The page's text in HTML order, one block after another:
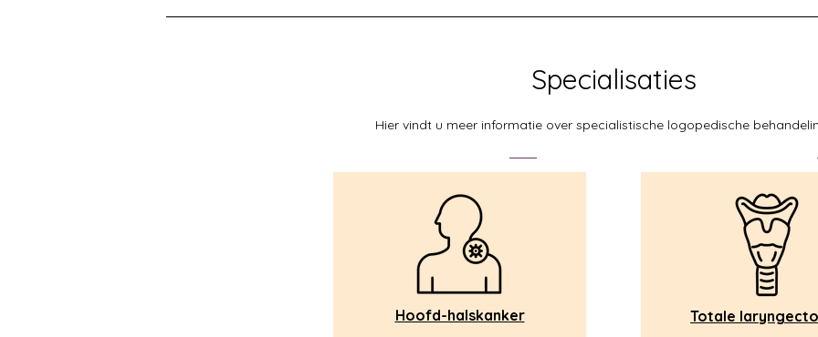
Specialisaties
Hier vindt u meer informatie over specialistische logopedische
Hoofd-halskanker Totale